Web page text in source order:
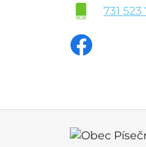
731 523